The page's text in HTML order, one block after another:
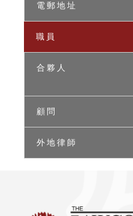
電 郵 地 址
職 員
合 夥 人
顧 問
外 地 律 師